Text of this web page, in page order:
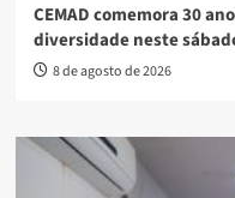
CEMAD comemora 30
diversidade neste
8 de agosto de 2026